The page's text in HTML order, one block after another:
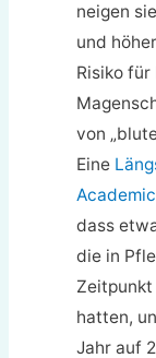
neigen
und
Risiko
von
Eine
dass
die in
hatten,
Jahr auf